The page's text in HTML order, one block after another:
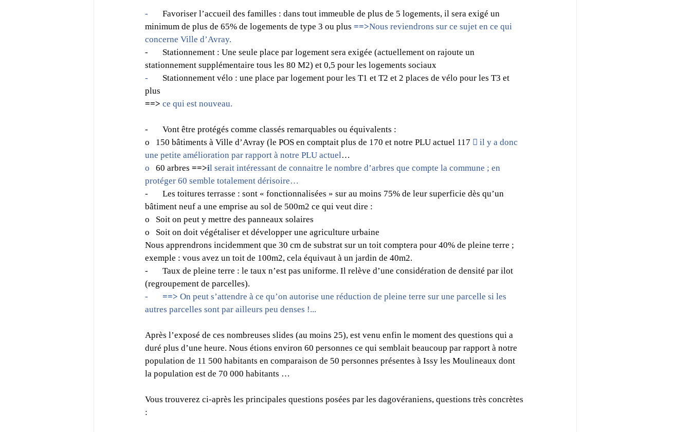
- Favoriser l’accueil des familles : dans tout immeuble de plus de 5 logements, il sera exigé un
minimum de plus de 65% de logements de type 3 ou plus ==>Nous reviendrons sur ce sujet en ce qui
concerne Ville d’Avray.
-       Stationnement : Une seule place par logement sera exigée (actuellement on rajoute un
stationnement supplémentaire tous les 80 M2) et 0,5 pour les logements sociaux
- Stationnement vélo : une place par logement pour les T1 et T2 et 2 places de vélo pour les T3 et
plus
==> ce qui est nouveau.
-       Vont être protégés comme classés remarquables ou équivalents :
o   150 bâtiments à Ville d’Avray (le POS en comptait plus de 170 et notre PLU actuel 117  il y a donc
une petite amélioration par rapport à notre PLU actuel …
o 60 arbres ==>il serait intéressant de connaitre le nombre d’arbres que compte la commune ; en
protéger 60 semble totalement dérisoire…
-       Les toitures terrasse : sont « fonctionnalisées » sur au moins 75% de leur superficie dès qu’un
bâtiment neuf a une emprise au sol de 500m2 ce qui veut dire :
o   Soit on peut y mettre des panneaux solaires
o   Soit on doit végétaliser et développer une agriculture urbaine
Nous apprendrons incidemment que 30 cm de substrat sur un toit comptera pour 40% de pleine terre ;
exemple : vous avez un toit de 100m2, cela équivaut à un jardin de 40m2.
-       Taux de pleine terre : le taux n’est pas uniforme. Il relève d’une considération de densité par ilot
(regroupement de parcelles).
- ==> On peut s’attendre à ce qu’on autorise une réduction de pleine terre sur une parcelle si les
autres parcelles sont par ailleurs peu denses !...
Après l’exposé de ces nombreuses slides (au moins 25), est venu enfin le moment des questions qui a
duré plus d’une heure. Nous étions environ 60 personnes ce qui semblait beaucoup par rapport à notre
population de 11 500 habitants en comparaison de 50 personnes présentes à Issy les Moulineaux dont
la population est de 70 000 habitants …
Vous trouverez ci-après les principales questions posées par les dagovéraniens, questions très concrètes
: